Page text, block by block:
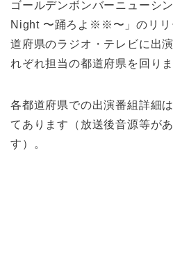
ゴールデンボンバーニューシ
Night 〜踊ろよ※※〜」のリリ
道府県のラジオ・テレビに出
れぞれ担当の都道府県を回りま
各都道府県での出演番組詳細
てあります（放送後音源等が
す）。